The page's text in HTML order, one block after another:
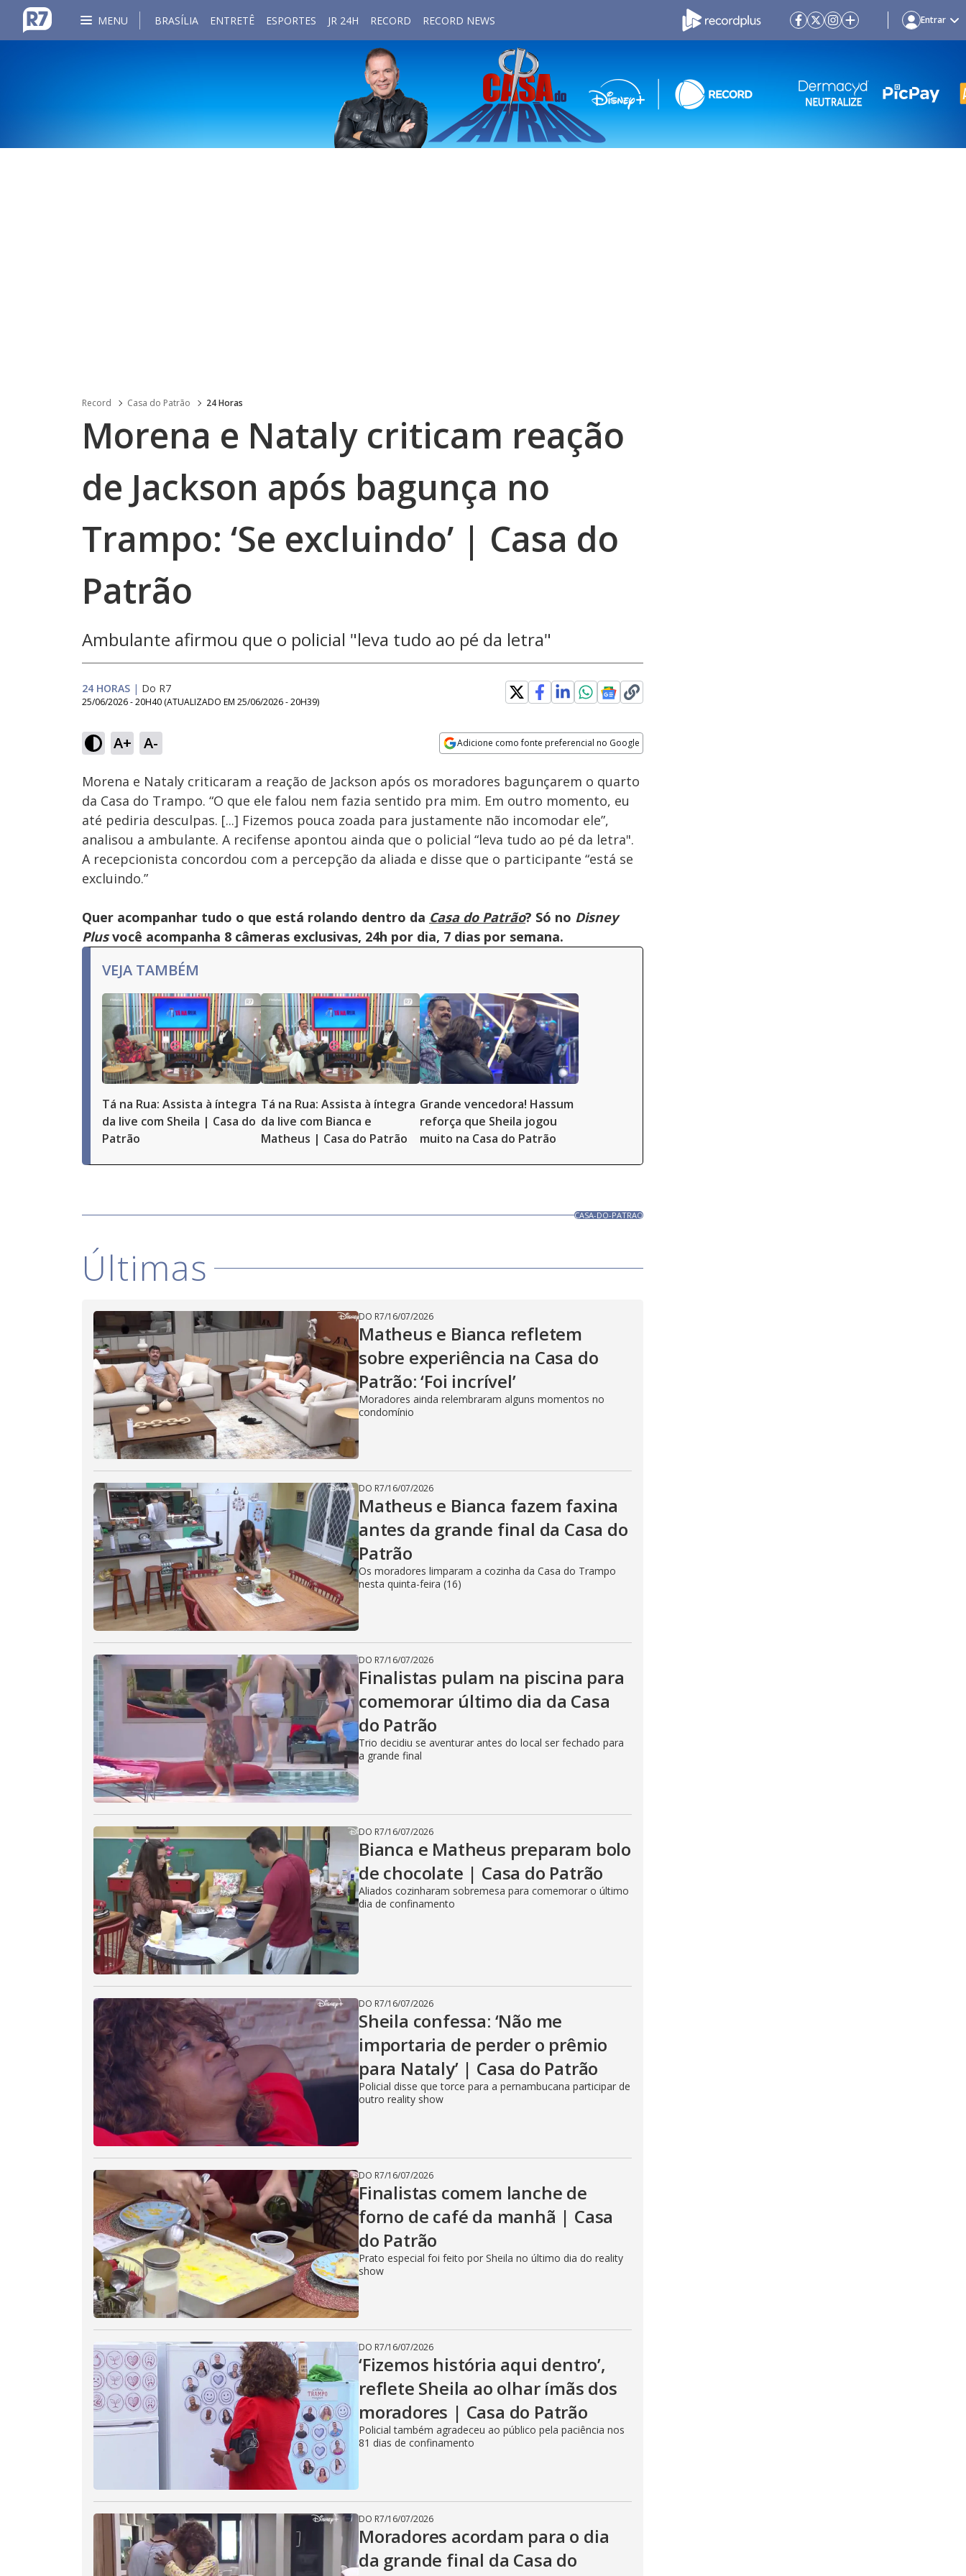
MENU BRASÍLIA ENTRETÊ ESPORTES JR 24H RECORD RECORD NEWS Entrar
Record Casa do Patrão 24 Horas
Morena e Nataly criticam reação
de Jackson após bagunça no
Trampo: ‘Se excluindo’ | Casa do
Patrão
Ambulante afirmou que o policial "leva tudo ao pé da letra"
24 HORAS | Do R7
25/06/2026 - 20H40 (ATUALIZADO EM 25/06/2026 - 20H39)
A+ A- Adicione como fonte preferencial no Google
Ativar
Som
Velocidade
Morena e Nataly criticaram a reação de Jackson após os moradores bagunçarem o quarto
da Casa do Trampo. “O que ele falou nem fazia sentido pra mim. Em outro momento, eu
até pediria desculpas. [...] Fizemos pouca zoada para justamente não incomodar ele”,
analisou a ambulante. A recifense apontou ainda que o policial “leva tudo ao pé da letra".
A recepcionista concordou com a percepção da aliada e disse que o participante “está se
excluindo.”
Quer acompanhar tudo o que está rolando dentro da Casa do Patrão? Só no Disney
Plusvocê acompanha 8 câmeras exclusivas, 24h por dia, 7 dias por semana.
VEJA TAMBÉM
Tá na Rua: Assista à íntegra
da live com Sheila | Casa do
Patrão
Tá na Rua: Assista à íntegra
da live com Bianca e
Matheus | Casa do Patrão
Grande vencedora! Hassum
reforça que Sheila jogou
muito na Casa do Patrão
CASA-DO-PATRAO
Últimas
DO R7/16/07/2026
Matheus e Bianca refletem
sobre experiência na Casa do
Patrão: ‘Foi incrível’
Moradores ainda relembraram alguns momentos no
condomínio
DO R7/16/07/2026
Matheus e Bianca fazem faxina
antes da grande final da Casa do
Patrão
Os moradores limparam a cozinha da Casa do Trampo
nesta quinta-feira (16)
DO R7/16/07/2026
Finalistas pulam na piscina para
comemorar último dia da Casa
do Patrão
Trio decidiu se aventurar antes do local ser fechado para
a grande final
DO R7/16/07/2026
Bianca e Matheus preparam bolo
de chocolate | Casa do Patrão
Aliados cozinharam sobremesa para comemorar o último
dia de confinamento
DO R7/16/07/2026
Sheila confessa: ‘Não me
importaria de perder o prêmio
para Nataly’ | Casa do Patrão
Policial disse que torce para a pernambucana participar de
outro reality show
DO R7/16/07/2026
Finalistas comem lanche de
forno de café da manhã | Casa
do Patrão
Prato especial foi feito por Sheila no último dia do reality
show
DO R7/16/07/2026
‘Fizemos história aqui dentro’,
reflete Sheila ao olhar ímãs dos
moradores | Casa do Patrão
Policial também agradeceu ao público pela paciência nos
81 dias de confinamento
DO R7/16/07/2026
Moradores acordam para o dia
da grande final da Casa do